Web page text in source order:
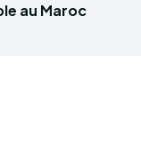
au Maroc